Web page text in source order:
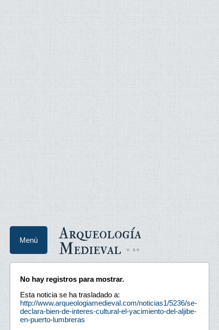
Arqueología
Medieval
Menú
No hay registros para mostrar.
Esta noticia se ha trasladado a:
http://www.arqueologiamedieval.com/noticias1/5236/se-
declara-bien-de-interes-cultural-el-yacimiento-del-aljibe-
en-puerto-lumbreras